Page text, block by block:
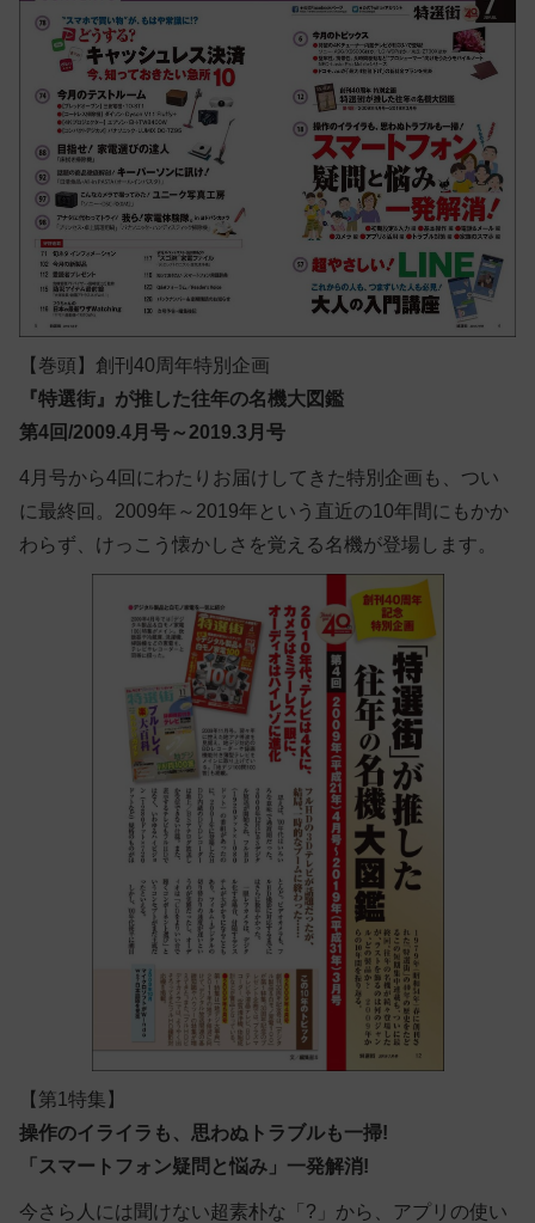
【巻頭】創刊40周年特別企画
『特選街』が推した往年の名機大図鑑
第4回/2009.4月号～2019.3月号
4月号から4回にわたりお届けしてきた特別企画も、つい
に最終回。2009年～2019年という直近の10年間にもかか
わらず、けっこう懐かしさを覚える名機が登場します。
【第1特集】
操作のイライラも、思わぬトラブルも一掃!
「スマートフォン疑問と悩み」一発解消!
今さら人には聞けない超素朴な「?」から、アプリの使い